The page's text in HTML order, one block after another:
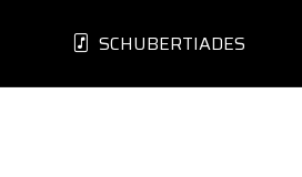
SCHUBERTIADES